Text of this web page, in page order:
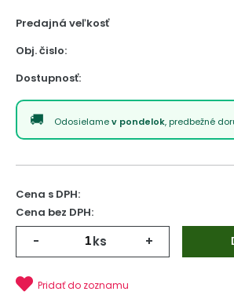
Predajná veľkosť
Obj. čislo:
Dostupnosť:
Odosielamev pondelok, predbežné
Cena s DPH:
Cena bez DPH:
- ks +
Pridať do zoznamu